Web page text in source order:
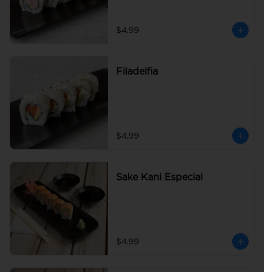
$4.99
Filadelfia
$4.99
Sake Kani Especial
$4.99